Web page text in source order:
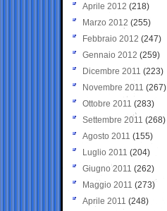
Aprile 2012 (218)
Marzo 2012 (255)
Febbraio 2012 (247)
Gennaio 2012 (259)
Dicembre 2011 (223)
Novembre 2011 (267)
Ottobre 2011 (283)
Settembre 2011 (268)
Agosto 2011 (155)
Luglio 2011 (204)
Giugno 2011 (262)
Maggio 2011 (273)
Aprile 2011 (248)